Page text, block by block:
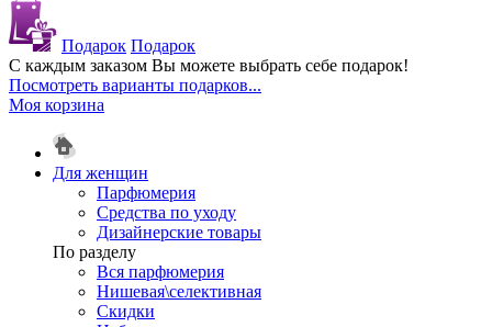
Подарок Подарок
С каждым заказом Вы можете выбрать себе подарок!
Посмотреть варианты подарков...
Моя корзина
Для женщин
Парфюмерия
Средства по уходу
Дизайнерские товары
По разделу
Вся парфюмерия
Нишевая\селективная
Скидки